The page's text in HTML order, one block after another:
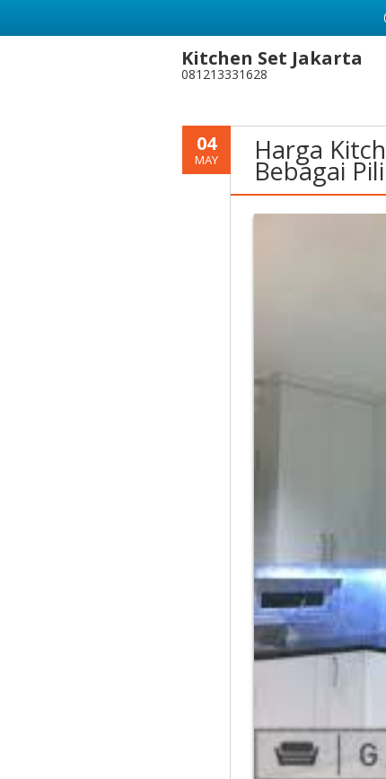
Kitchen Set Jakarta
081213331628
04
MAY Harga
Bebagai